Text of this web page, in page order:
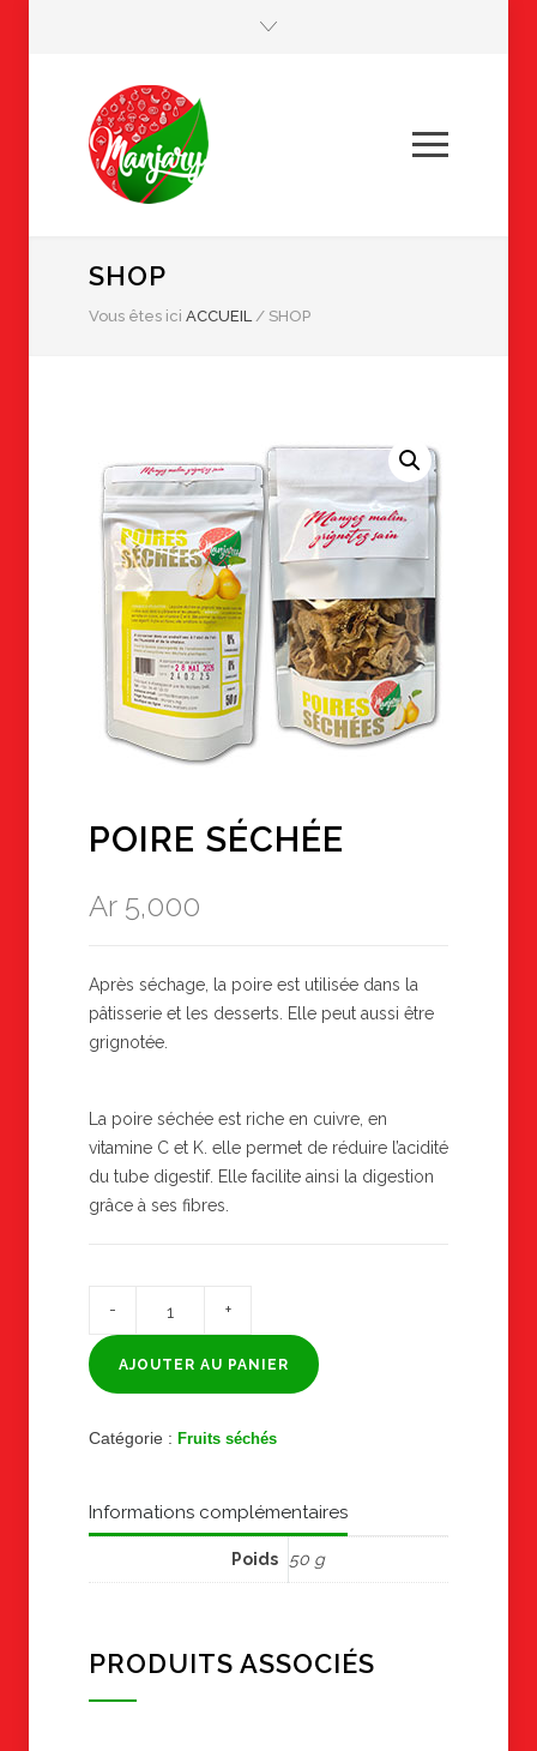
SHOP
Vous êtes ici ACCUEIL / SHOP
POIRE SÉCHÉE
Ar 5,000
Après séchage, la poire est utilisée dans la
pâtisserie et les desserts. Elle peut aussi être
grignotée.
La poire séchée est riche en cuivre, en
vitamine C et K. elle permet de réduire l’acidité
du tube digestif. Elle facilite ainsi la digestion
grâce à ses fibres.
SÉCHÉE
AJOUTER AU PANIER
Catégorie : Fruits séchés
Informations complémentaires
Poids 50 g
PRODUITS ASSOCIÉS